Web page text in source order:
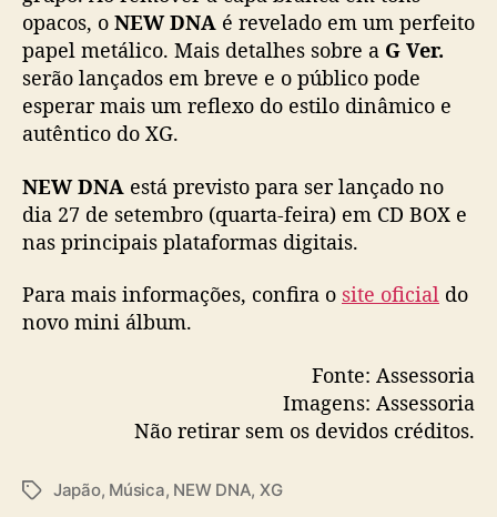
opacos, o NEW DNA é revelado em um perfeito
papel metálico. Mais detalhes sobre a G Ver.
serão lançados em breve e o público pode
esperar mais um reflexo do estilo dinâmico e
autêntico do XG.
NEW DNA está previsto para ser lançado no
dia 27 de setembro (quarta-feira) em CD BOX e
nas principais plataformas digitais.
Para mais informações, confira o site oficial do
novo mini álbum.
Fonte: Assessoria
Imagens: Assessoria
Não retirar sem os devidos créditos.
T
Japão, Música, NEW DNA, XG